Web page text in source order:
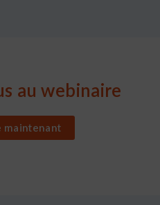
au webinaire
maintenant